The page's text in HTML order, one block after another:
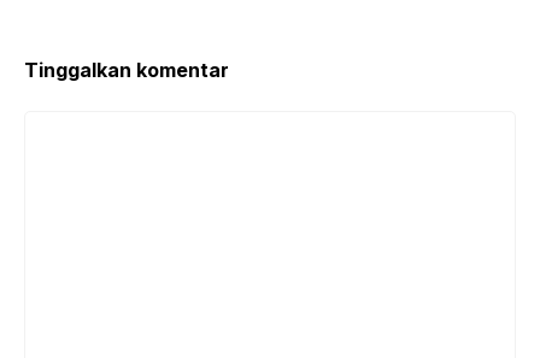
Tinggalkan komentar